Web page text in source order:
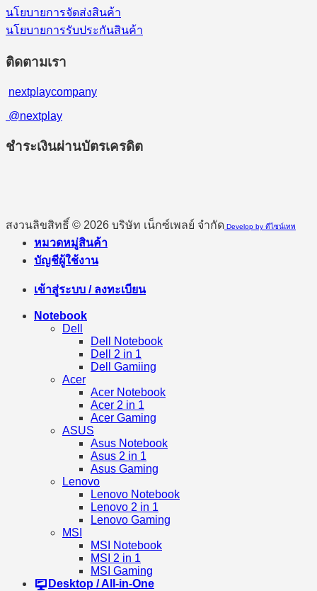
นโยบายการจัดส่งสินค้า
นโยบายการรับประกันสินค้า
ติดตามเรา
nextplaycompany
@nextplay
ชำระเงินผ่านบัตรเครดิต
สงวนลิขสิทธิ์ © 2026 บริษัท เน็กซ์เพลย์ จำกัด Develop by ดีไซน์เทพ
หมวดหมู่สินค้า
บัญชีผู้ใช้งาน
เข้าสู่ระบบ / ลงทะเบียน
Notebook
Dell
Dell Notebook
Dell 2 in 1
Dell Gamiing
Acer
Acer Notebook
Acer 2 in 1
Acer Gaming
ASUS
Asus Notebook
Asus 2 in 1
Asus Gaming
Lenovo
Lenovo Notebook
Lenovo 2 in 1
Lenovo Gaming
MSI
MSI Notebook
MSI 2 in 1
MSI Gaming
Desktop / All-in-One